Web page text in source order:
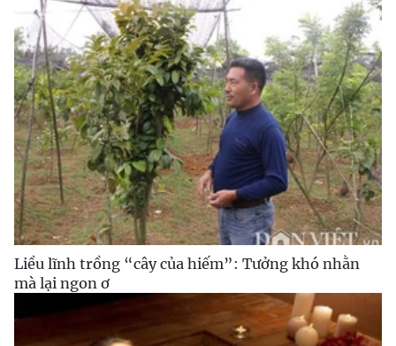
Liều lĩnh trồng “cây của hiếm”: Tưởng khó nhằn
mà lại ngon ơ